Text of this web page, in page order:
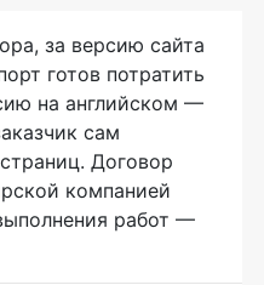
за версию сайта
готов потратить
на английском —
сам
Договор
компанией
работ —